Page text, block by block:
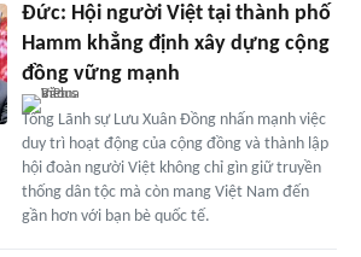
Đức: Hội người Việt tại thành phố
Hamm khẳng định xây dựng cộng
đồng vững mạnh
Tổng Lãnh sự Lưu Xuân Đồng nhấn mạnh việc
duy trì hoạt động của cộng đồng và thành lập
hội đoàn người Việt không chỉ gìn giữ truyền
thống dân tộc mà còn mang Việt Nam đến
gần hơn với bạn bè quốc tế.